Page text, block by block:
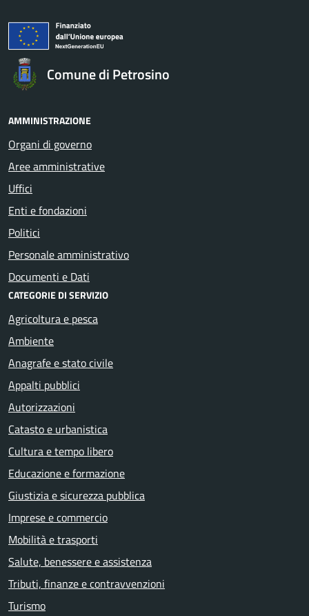
Comune di Petrosino
AMMINISTRAZIONE
Organi di governo
Aree amministrative
Uffici
Enti e fondazioni
Politici
Personale amministrativo
Documenti e Dati
CATEGORIE DI SERVIZIO
Agricoltura e pesca
Ambiente
Anagrafe e stato civile
Appalti pubblici
Autorizzazioni
Catasto e urbanistica
Cultura e tempo libero
Educazione e formazione
Giustizia e sicurezza pubblica
Imprese e commercio
Mobilità e trasporti
Salute, benessere e assistenza
Tributi, finanze e contravvenzioni
Turismo